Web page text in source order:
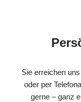
Sie erreichen
oder per
gerne – ganz